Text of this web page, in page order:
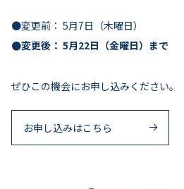
●変更前： 5月7日（木曜日）
●変更後： 5月22日（金曜日）まで
ぜひこの機会にお申し込みください。
お申し込みはこちら